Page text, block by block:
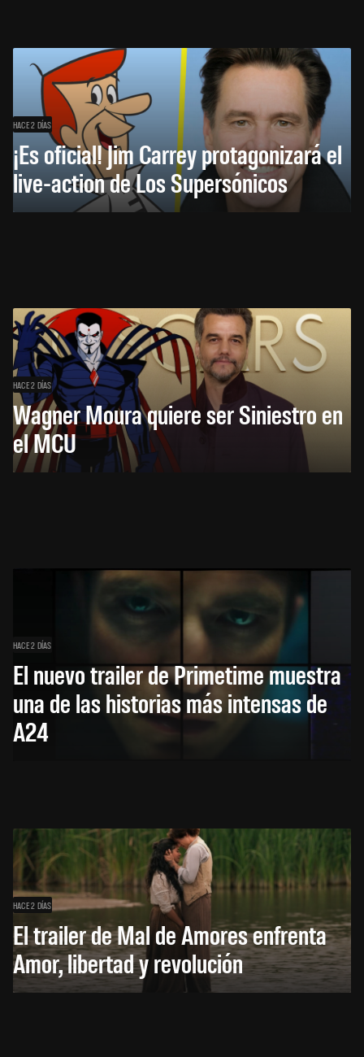
HACE 2 DÍAS
¡Es oficial! Jim Carrey protagonizará el
live-action de Los Supersónicos
HACE 2 DÍAS
Wagner Moura quiere ser Siniestro en
el MCU
HACE 2 DÍAS
El nuevo trailer de Primetime muestra
una de las historias más intensas de
A24
HACE 2 DÍAS
El trailer de Mal de Amores enfrenta
Amor, libertad y revolución